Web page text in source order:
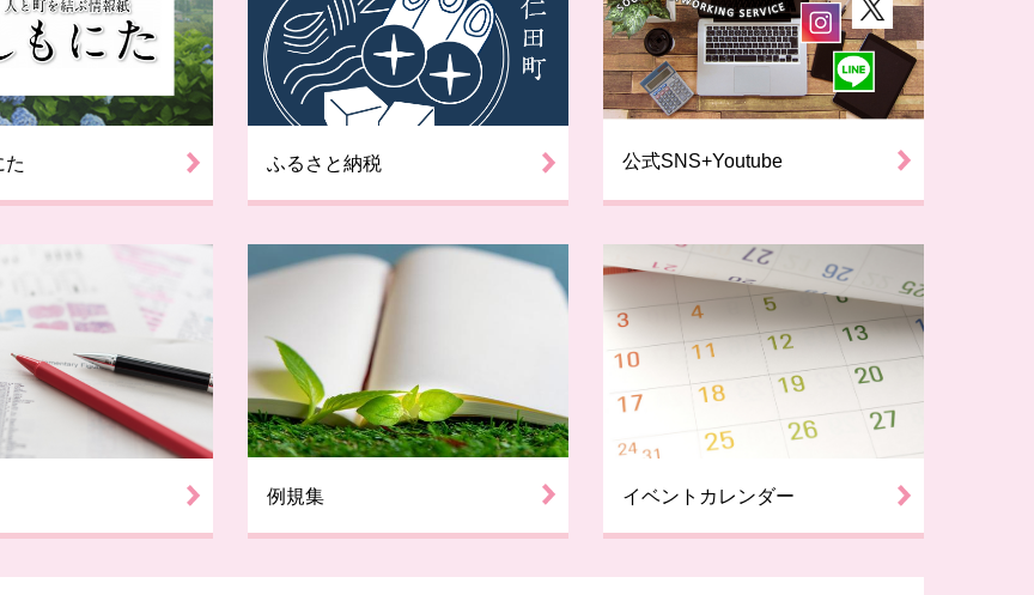
た ふるさと納税 公式SNS+Youtube
例規集 イベントカレンダー